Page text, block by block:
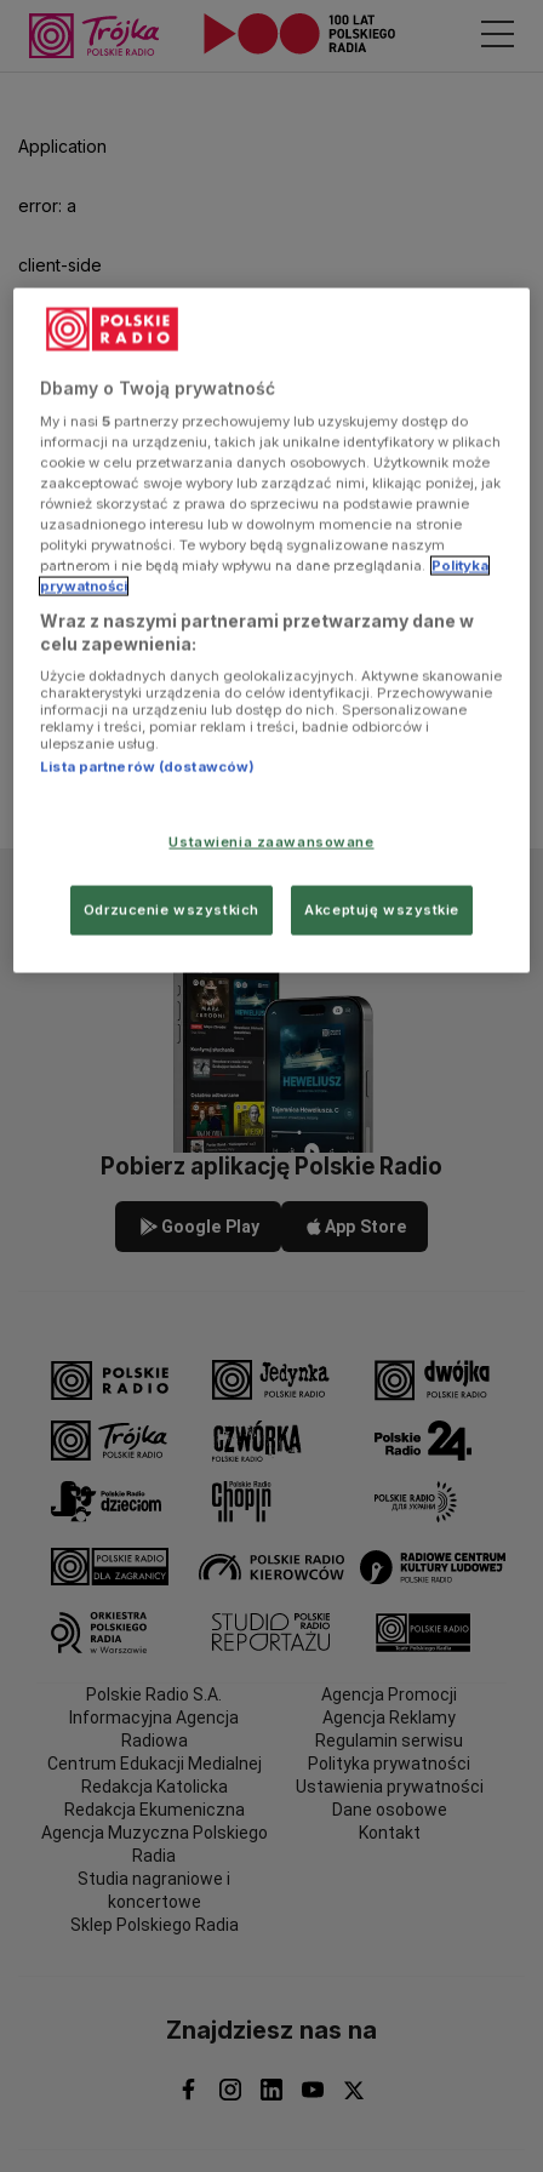
Application
error: a
client-side
exception
has
occurred
(see the
browser
console for
more
information)
Pobierz aplikację Polskie Radio
Google Play App Store
Polskie Radio S.A.
Informacyjna Agencja
Radiowa
Centrum Edukacji Medialnej
Redakcja Katolicka
Redakcja Ekumeniczna
Agencja Muzyczna Polskiego
Radia
Studia nagraniowe i
koncertowe
Sklep Polskiego Radia
Agencja Promocji
Agencja Reklamy
Regulamin serwisu
Polityka prywatności
Ustawienia prywatności
Dane osobowe
Kontakt
Znajdziesz nas na
Dbamy o Twoją prywatność
My i nasi5 partnerzy przechowujemy lub uzyskujemy dostęp do
informacji na urządzeniu, takich jak unikalne identyfikatory w plikach
cookie w celu przetwarzania danych osobowych. Użytkownik może
zaakceptować swoje wybory lub zarządzać nimi, klikając poniżej, jak
również skorzystać z prawa do sprzeciwu na podstawie prawnie
uzasadnionego interesu lub w dowolnym momencie na stronie
polityki prywatności. Te wybory będą sygnalizowane naszym
partnerom i nie będą miały wpływu na dane przeglądania. Polityka
prywatności
Wraz z naszymi partnerami przetwarzamy dane w
celu zapewnienia:
Użycie dokładnych danych geolokalizacyjnych. Aktywne skanowanie
charakterystyki urządzenia do celów identyfikacji. Przechowywanie
informacji na urządzeniu lub dostęp do nich. Spersonalizowane
reklamy i treści, pomiar reklam i treści, badnie odbiorców i
ulepszanie usług.
Lista partnerów (dostawców)
Ustawienia zaawansowane
Odrzucenie wszystkich Akceptuję wszystkie